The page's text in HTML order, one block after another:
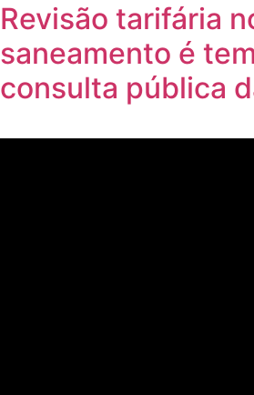
Revisão tarifária
saneamento é
consulta pública